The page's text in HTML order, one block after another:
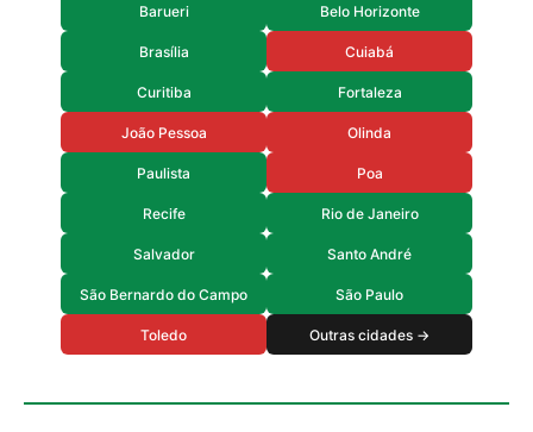
Barueri Belo Horizonte
Brasília Cuiabá
Curitiba Fortaleza
João Pessoa Olinda
Paulista Poa
Recife Rio de Janeiro
Salvador Santo André
São Bernardo do Campo São Paulo
Toledo Outras cidades →